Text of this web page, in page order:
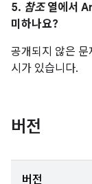
5. 참조열에서
미하나요?
공개되지 않은 문
시가 있습니다.
버전
버전